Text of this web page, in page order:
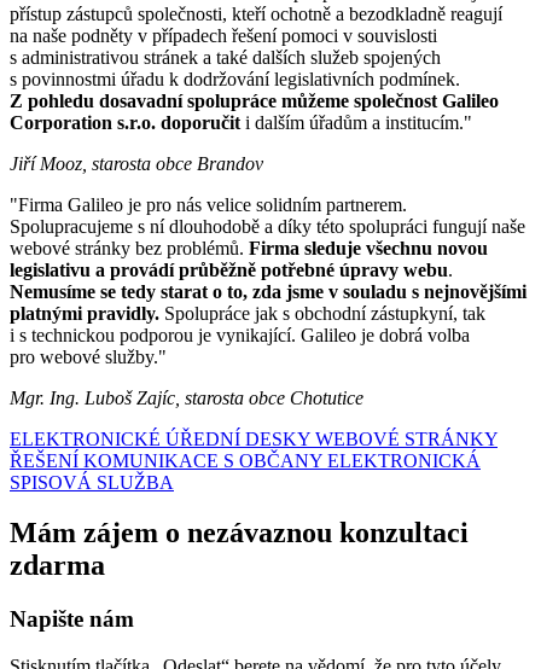
přístup zástupců společnosti, kteří ochotně a bezodkladně reagují
na naše podněty v případech řešení pomoci v souvislosti
s administrativou stránek a také dalších služeb spojených
s povinnostmi úřadu k dodržování legislativních podmínek.
Z pohledu dosavadní spolupráce můžeme společnost Galileo
Corporation s.r.o. doporučit i dalším úřadům a institucím."
Jiří Mooz, starosta obce Brandov
"Firma Galileo je pro nás velice solidním partnerem.
Spolupracujeme s ní dlouhodobě a díky této spolupráci fungují naše
webové stránky bez problémů. Firma sleduje všechnu novou
legislativu a provádí průběžně potřebné úpravy webu.
Nemusíme se tedy starat o to, zda jsme v souladu s nejnovějšími
platnými pravidly. Spolupráce jak s obchodní zástupkyní, tak
i s technickou podporou je vynikající. Galileo je dobrá volba
pro webové služby."
Mgr. Ing. Luboš Zajíc, starosta obce Chotutice
ELEKTRONICKÉ ÚŘEDNÍ DESKY WEBOVÉ STRÁNKY
ŘEŠENÍ KOMUNIKACE S OBČANY ELEKTRONICKÁ
SPISOVÁ SLUŽBA
Mám zájem o nezávaznou konzultaci
zdarma
Napište nám